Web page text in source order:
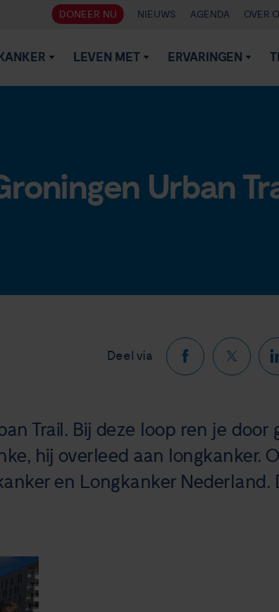
DONEER NU NIEUWS AGENDA OVER
LEVEN MET ERVARINGEN
Urban
Deel via
Trail. Bij deze loop ren je door
hij overleed aan longkanker.
en Longkanker Nederland.